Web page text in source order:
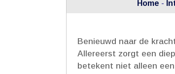
Home -
Benieuwd naar de
Allereerst zorgt een
betekent niet alleen